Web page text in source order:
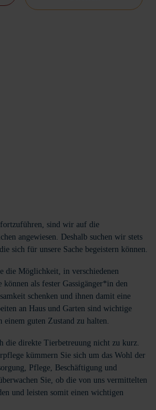
sind wir auf die
angewiesen. Deshalb suchen wir stets
sich für unsere Sache begeistern können.
die Möglichkeit, in verschiedenen
als fester Gassigänger*in den
schenken und ihnen damit eine
an Haus und Garten sind wichtige
guten Zustand zu halten.
die direkte Tierbetreuung nicht zu kurz.
kümmern Sie sich um das Wohl der
Pflege, Beschäftigung und
Sie, ob die von uns vermittelten
und leisten somit einen wichtigen